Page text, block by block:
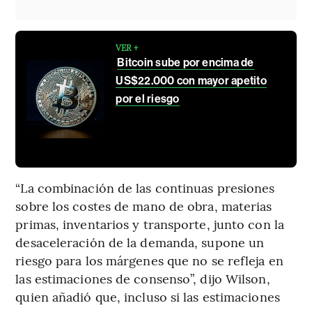
VER +
Bitcoin sube por encima de
US$22.000 con mayor apetito
por el riesgo
“La combinación de las continuas presiones
sobre los costes de mano de obra, materias
primas, inventarios y transporte, junto con la
desaceleración de la demanda, supone un
riesgo para los márgenes que no se refleja en
las estimaciones de consenso”, dijo Wilson,
quien añadió que, incluso si las estimaciones